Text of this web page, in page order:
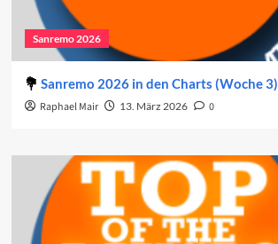
Sanremo 2026
Sanremo 2026 in den Charts (Woche 3)
Raphael Mair 13. März 2026 0